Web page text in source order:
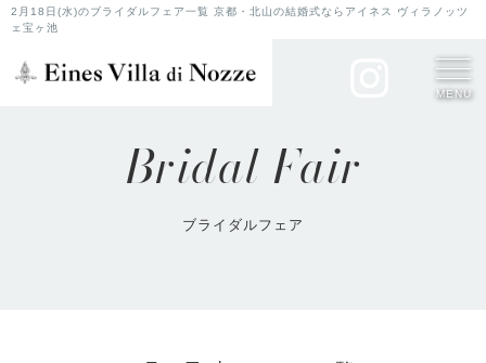
2月18日(水)のブライダルフェア一覧 京都・北山の結婚式ならアイネス ヴィラノッツ
ェ宝ヶ池
MENU
Bridal Fair
ブライダルフェア